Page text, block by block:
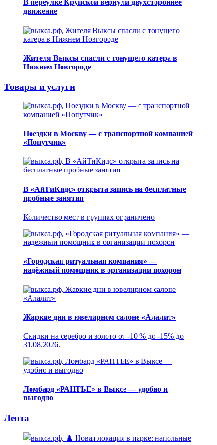
В переулке Крупской вернули двухстороннее
движение
Жителя Выксы спасли с тонущего катера в
Нижнем Новгороде
Товары и услуги
Поездки в Москву — с транспортной компанией
«Попутчик»
В «АйТиКидс» открыта запись на бесплатные
пробные занятия
Количество мест в группах ограничено
«Городская ритуальная компания» —
надёжный помощник в организации похорон
Жаркие дни в ювелирном салоне «Алалит»
Скидки на серебро и золото от -10 % до -15% до
31.08.2026.
Ломбард «РАНТЬЕ» в Выксе — удобно и
выгодно
Лента